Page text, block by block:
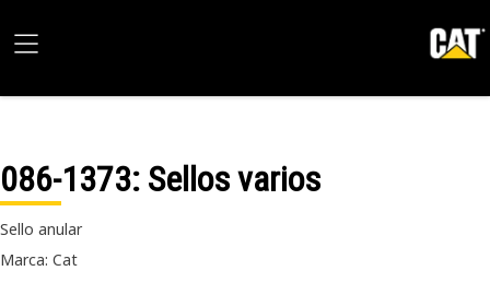
086-1373: Sellos varios
Sello anular
Marca: Cat